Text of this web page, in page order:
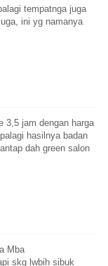
tempatnga juga
ini yg namanya
3,5 jam dengan harga
hasilnya badan
dah green salon
Mba
skg lwbih sibuk